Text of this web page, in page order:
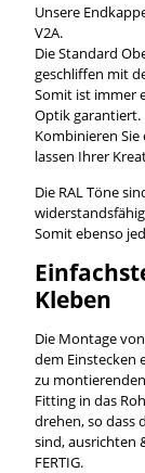
Unsere
V2A.
Die Standard
geschliffen mit
Somit ist immer
Optik garantiert.
Kombinieren Sie
lassen Ihrer
Die RAL Töne
Somit ebenso
Kleben
Die Montage
dem Einstecken
zu
Fitting in das
drehen, so dass
sind, ausrichten
FERTIG.